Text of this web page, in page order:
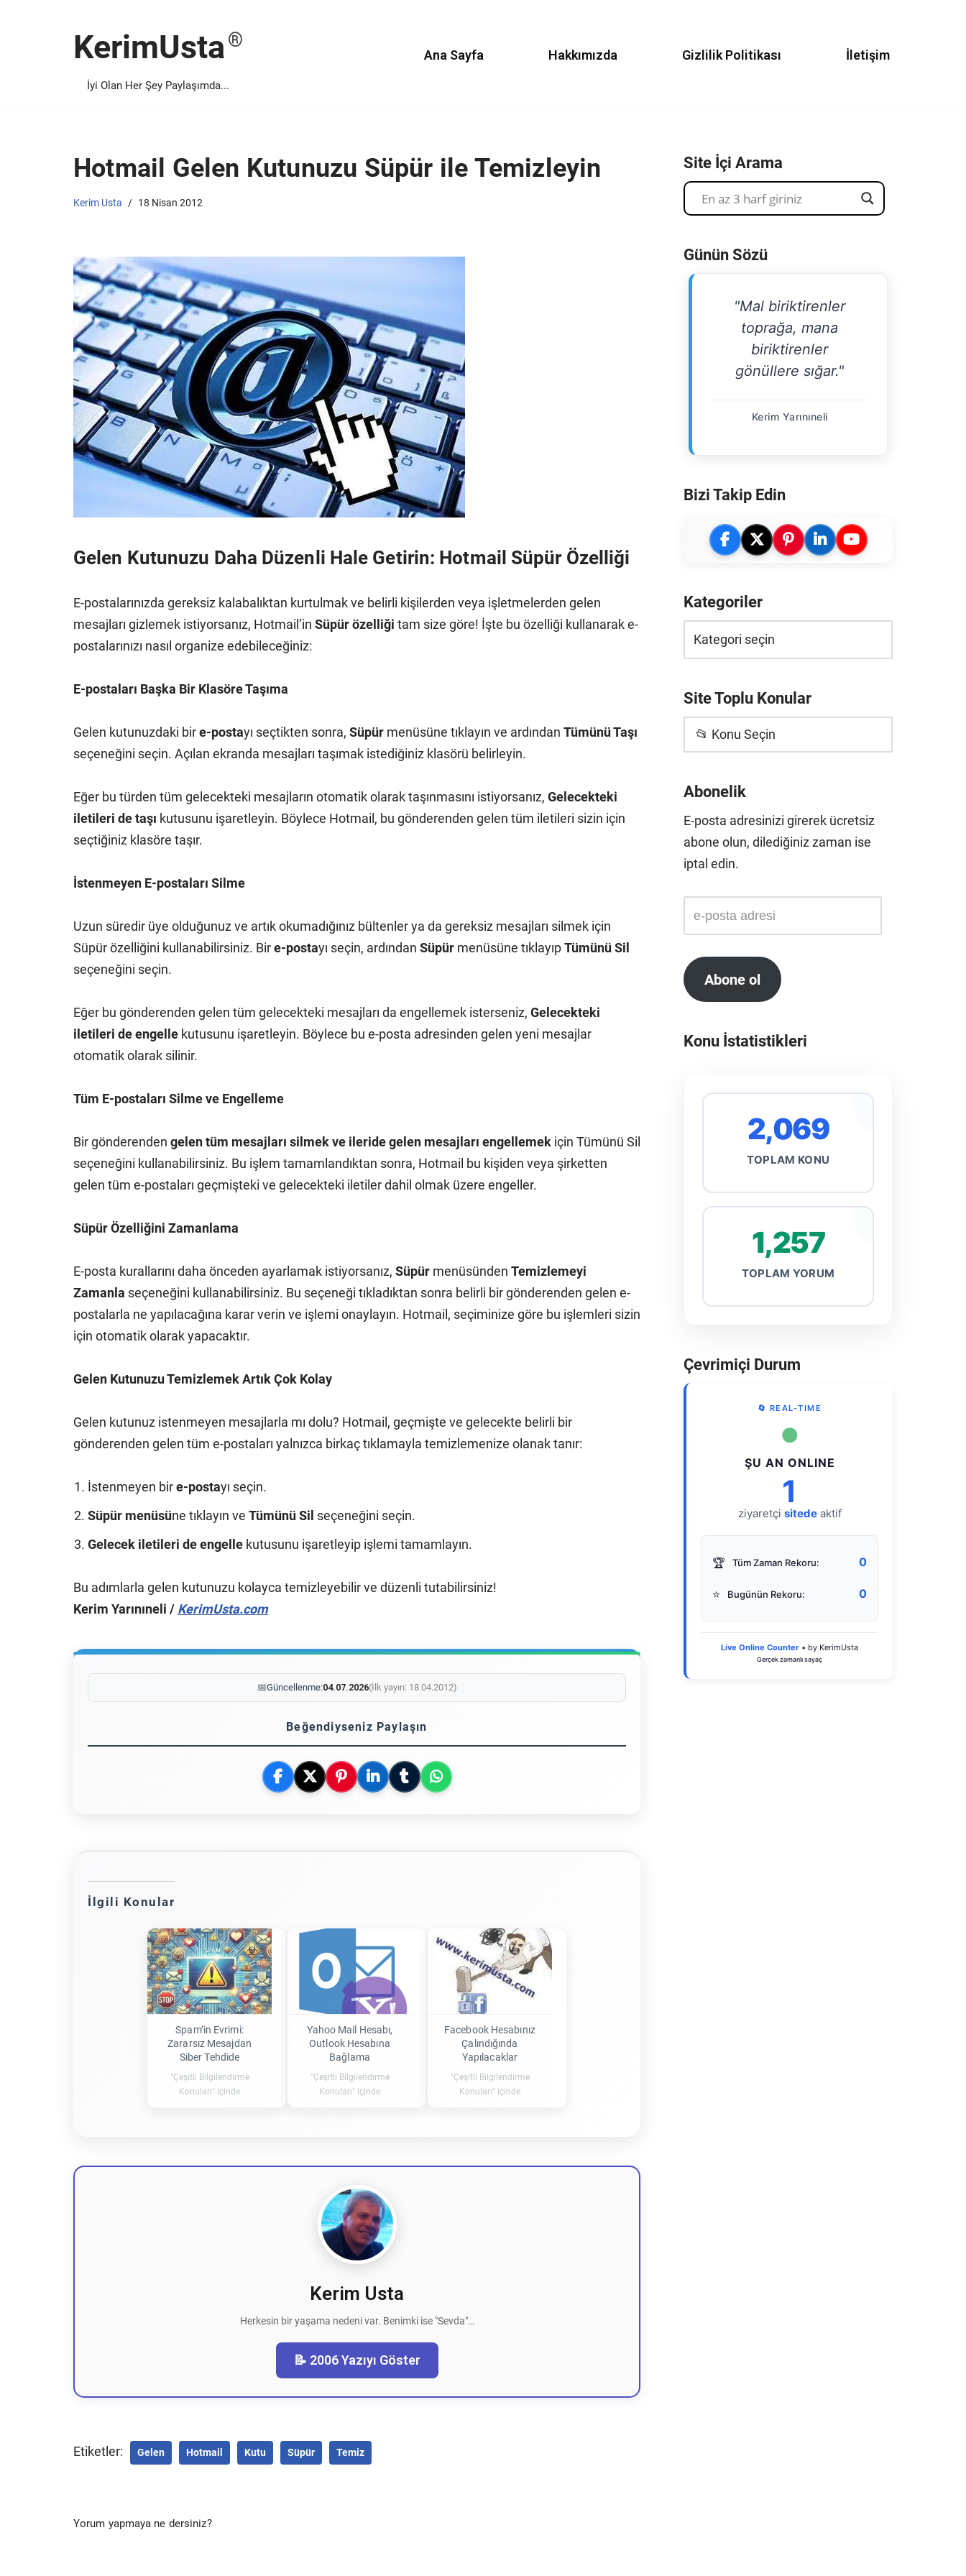
KerimUsta
İyi Olan Her Şey Paylaşımda...
Ana Sayfa Hakkımızda Gizlilik Politikası İletişim
Hotmail Gelen Kutunuzu Süpür ile Temizleyin
Kerim Usta 18 Nisan 2012
Gelen Kutunuzu Daha Düzenli Hale Getirin: Hotmail Süpür Özelliği
E-postalarınızda gereksiz kalabalıktan kurtulmak ve belirli kişilerden veya işletmelerden gelen
mesajları gizlemek istiyorsanız, Hotmail’in Süpür özelliği tam size göre! İşte bu özelliği kullanarak e-
postalarınızı nasıl organize edebileceğiniz:
E-postaları Başka Bir Klasöre Taşıma
Gelen kutunuzdaki bire-postayı seçtikten sonra, Süpür menüsüne tıklayın ve ardından Tümünü Taşı
seçeneğini seçin. Açılan ekranda mesajları taşımak istediğiniz klasörü belirleyin.
Eğer bu türden tüm gelecekteki mesajların otomatik olarak taşınmasını istiyorsanız, Gelecekteki
iletileri de taşı kutusunu işaretleyin. Böylece Hotmail, bu gönderenden gelen tüm iletileri sizin için
seçtiğiniz klasöre taşır.
İstenmeyen E-postaları Silme
Uzun süredir üye olduğunuz ve artık okumadığınız bültenler ya da gereksiz mesajları silmek için
Süpür özelliğini kullanabilirsiniz. Bire-postayı seçin, ardından Süpür menüsüne tıklayıpTümünü Sil
seçeneğini seçin.
Eğer bu gönderenden gelen tüm gelecekteki mesajları da engellemek isterseniz, Gelecekteki
iletileri de engelle kutusunu işaretleyin. Böylece bu e-posta adresinden gelen yeni mesajlar
otomatik olarak silinir.
Tüm E-postaları Silme ve Engelleme
Bir gönderenden gelen tüm mesajları silmek ve ileride gelen mesajları engellemek için Tümünü Sil
seçeneğini kullanabilirsiniz. Bu işlem tamamlandıktan sonra, Hotmail bu kişiden veya şirketten
gelen tüm e-postaları geçmişteki ve gelecekteki iletiler dahil olmak üzere engeller.
Süpür Özelliğini Zamanlama
E-posta kurallarını daha önceden ayarlamak istiyorsanız, Süpür menüsünden Temizlemeyi
Zamanla seçeneğini kullanabilirsiniz. Bu seçeneği tıkladıktan sonra belirli bir gönderenden gelen e-
postalarla ne yapılacağına karar verin ve işlemi onaylayın. Hotmail, seçiminize göre bu işlemleri sizin
için otomatik olarak yapacaktır.
Gelen Kutunuzu Temizlemek Artık Çok Kolay
Gelen kutunuz istenmeyen mesajlarla mı dolu? Hotmail, geçmişte ve gelecekte belirli bir
gönderenden gelen tüm e-postaları yalnızca birkaç tıklamayla temizlemenize olanak tanır:
İstenmeyen bire-postayı seçin.
Süpür menüsüne tıklayın ve Tümünü Sil seçeneğini seçin.
Gelecek iletileri de engelle kutusunu işaretleyip işlemi tamamlayın.
Bu adımlarla gelen kutunuzu kolayca temizleyebilir ve düzenli tutabilirsiniz!
Kerim Yarınıneli / KerimUsta.com
📅Güncellenme:04.07.2026(İlk yayın: 18.04.2012)
Beğendiyseniz Paylaşın
İlgili Konular
Spam’in Evrimi:
Zararsız Mesajdan
Siber Tehdide
"Çeşitli Bilgilendirme
Konuları" içinde
Yahoo Mail Hesabı,
Outlook Hesabına
Bağlama
"Çeşitli Bilgilendirme
Konuları" içinde
Facebook Hesabınız
Çalındığında
Yapılacaklar
"Çeşitli Bilgilendirme
Konuları" içinde
Kerim Usta
Herkesin bir yaşama nedeni var. Benimki ise "Sevda"…
📝 2006 Yazıyı Göster
Etiketler: Gelen Hotmail Kutu Süpür Temiz
Yorum yapmaya ne dersiniz?
Site İçi Arama
Günün Sözü
"Mal biriktirenler
toprağa, mana
biriktirenler
gönüllere sığar."
Kerim Yarınıneli
Bizi Takip Edin
Kategoriler
Site Toplu Konular
📂 Konu Seçin
Abonelik
E-posta adresinizi girerek ücretsiz
abone olun, dilediğiniz zaman ise
iptal edin.
Abone ol
Konu İstatistikleri
2,069
TOPLAM KONU
1,257
TOPLAM YORUM
Çevrimiçi Durum
🔄 REAL-TIME
●
ŞU AN ONLINE
1
ziyaretçi sitedeaktif
🏆 Tüm Zaman Rekoru: 0
⭐ Bugünün Rekoru: 0
Live Online Counter • by KerimUsta
Gerçek zamanlı sayaç